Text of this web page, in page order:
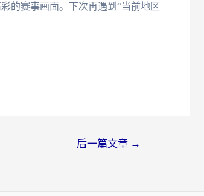
的赛事画面。下次再遇到“当前地区
后一篇文章 →